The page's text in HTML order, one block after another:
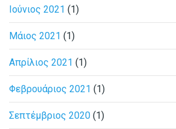
Ιούνιος 2021 (1)
Μάιος 2021 (1)
Απρίλιος 2021 (1)
Φεβρουάριος 2021 (1)
Σεπτέμβριος 2020 (1)